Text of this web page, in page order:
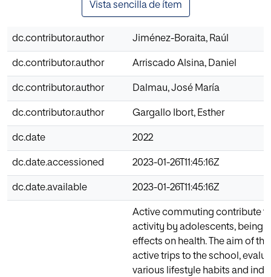
Vista sencilla de ítem
dc.contributor.author Jiménez-Boraita, Raúl
dc.contributor.author Arriscado Alsina, Daniel
dc.contributor.author Dalmau, José María
dc.contributor.author Gargallo Ibort, Esther
dc.date 2022
dc.date.accessioned 2023-01-26T11:45:16Z
dc.date.available 2023-01-26T11:45:16Z
Active commuting contribute
activity by adolescents, being
effects on health. The aim of
active trips to the school,
various lifestyle habits and